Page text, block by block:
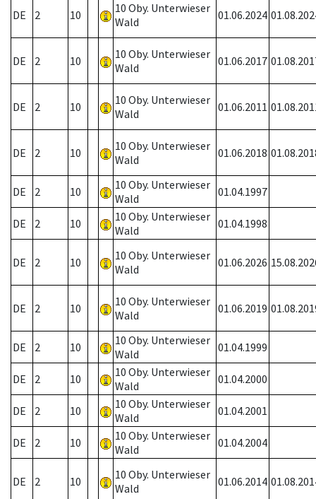
DE 2 10
10 Oby. Unterwieser
Wald
01.06.2024
DE 2 10
10 Oby. Unterwieser
Wald
01.06.2017
DE 2 10
10 Oby. Unterwieser
Wald
01.06.2011
DE 2 10
10 Oby. Unterwieser
Wald
01.06.2018
DE 2 10
10 Oby. Unterwieser
Wald
01.04.1997
DE 2 10
10 Oby. Unterwieser
Wald
01.04.1998
DE 2 10
10 Oby. Unterwieser
Wald
01.06.2026
DE 2 10
10 Oby. Unterwieser
Wald
01.06.2019
DE 2 10
10 Oby. Unterwieser
Wald
01.04.1999
DE 2 10
10 Oby. Unterwieser
Wald
01.04.2000
DE 2 10
10 Oby. Unterwieser
Wald
01.04.2001
DE 2 10
10 Oby. Unterwieser
Wald
01.04.2004
DE 2 10
10 Oby. Unterwieser
Wald
01.06.2014